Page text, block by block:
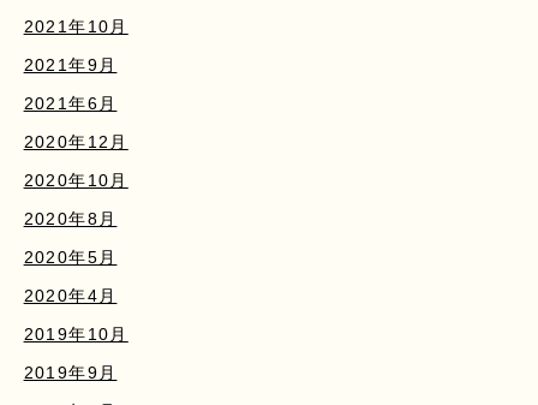
2021年10月
2021年9月
2021年6月
2020年12月
2020年10月
2020年8月
2020年5月
2020年4月
2019年10月
2019年9月